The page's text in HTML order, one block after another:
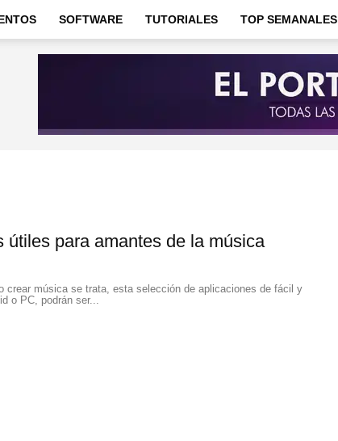
SOFTWARE TUTORIALES TOP SEMANALES
útiles para amantes de la música
crear música se trata, esta selección de aplicaciones de fácil y
o PC, podrán ser...